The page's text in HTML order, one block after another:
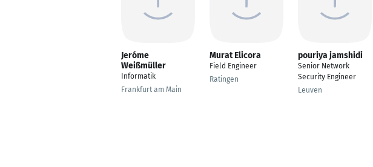
Jeróme
Weißmüller
Informatik
Frankfurt am Main
Murat Elicora
Field Engineer
Ratingen
pouriya jamshidi
Senior Network
Security Engineer
Leuven